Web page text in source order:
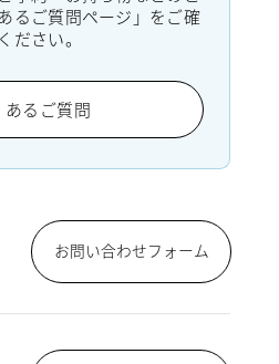
るご質問ページ」をご確
ださい。
あるご質問
お問い合わせフォーム